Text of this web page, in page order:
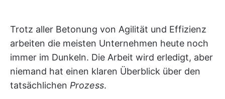
Trotz aller Betonung von Agilität und Effizienz
arbeiten die meisten Unternehmen heute noch
immer im Dunkeln. Die Arbeit wird erledigt, aber
niemand hat einen klaren Überblick über den
tatsächlichen Prozess.